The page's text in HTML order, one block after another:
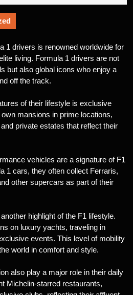
1 drivers is renowned worldwide for
living. Formula 1 drivers are not
but also global icons who enjoy a
off the track.
of their lifestyle is exclusive
mansions in prime locations,
private estates that reflect their
vehicles are a signature of F1
1 cars, they often collect Ferraris,
other supercars as part of their
highlight of the F1 lifestyle.
on luxury yachts, traveling in
events. This level of mobility
world in comfort and style.
also play a major role in their daily
Michelin-starred restaurants,